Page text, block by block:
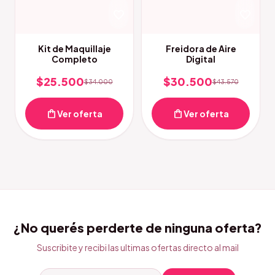
Kit de Maquillaje
Completo
$25.500$34.000
shopping_bagVer oferta
Freidora de Aire
Digital
$30.500$43.570
shopping_bagVer oferta
¿No querés perderte de ninguna oferta?
Suscribite y recibi las ultimas ofertas directo al mail